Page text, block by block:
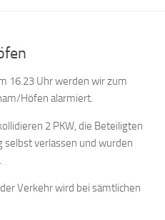
16.23 Uhr werden wir zum
Höfen alarmiert.
2 PKW, die Beteiligten
selbst verlassen und wurden
Verkehr wird bei sämtlichen